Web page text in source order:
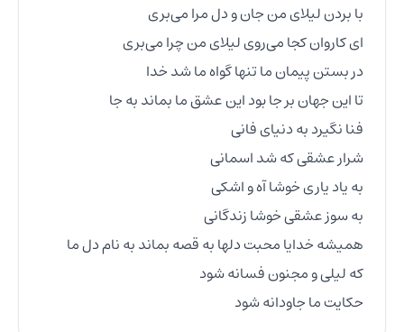
حکایت ما جاودانه شود